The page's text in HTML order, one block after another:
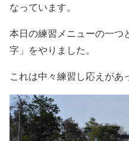
なっています。
本日の練習メニューの一つ
字」をやりました。
これは中々練習し応えがあ